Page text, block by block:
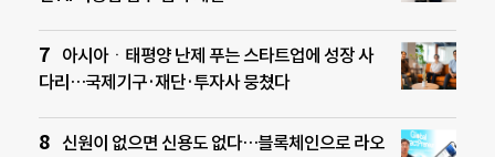
아시아ㆍ태평양 난제 푸는 스타트업에 성장 사
다리…국제기구·재단·투자사 뭉쳤다
신원이 없으면 신용도 없다…블록체인으로 라오